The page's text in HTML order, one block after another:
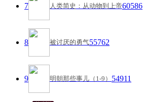
7 人类简史：从动物到上帝60586
8 被讨厌的勇气55762
9 明朝那些事儿（1-9） 54911